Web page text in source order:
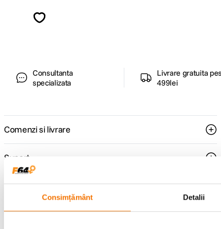
Consimțământ Detalii
Consultanta
specializata
Livrare gratuita
499lei
Comenzi si livrare
Suport
Service si garantii
F64 Studio